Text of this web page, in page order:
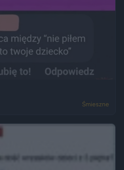
Śmieszne